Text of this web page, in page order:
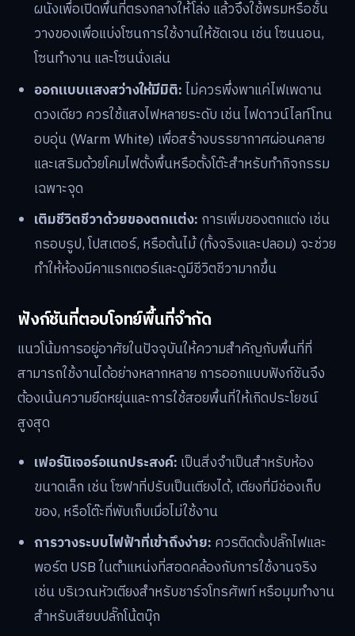
ผนังเพื่อเปิดพื้นที่ตรงกลางให้โล่ง แล้วจึงใช้พรมหรือชั้น
วางของเพื่อแบ่งโซนการใช้งานให้ชัดเจน เช่น โซนนอน,
โซนทำงาน และโซนนั่งเล่น
ออกแบบแสงสว่างให้มีมิติ:ไม่ควรพึ่งพาแค่ไฟเพดาน
ดวงเดียว ควรใช้แสงไฟหลายระดับ เช่น ไฟดาวน์ไลท์โทน
อบอุ่น (Warm White) เพื่อสร้างบรรยากาศผ่อนคลาย
และเสริมด้วยโคมไฟตั้งพื้นหรือตั้งโต๊ะสำหรับทำกิจกรรม
เฉพาะจุด
เติมชีวิตชีวาด้วยของตกแต่ง: การเพิ่มของตกแต่ง เช่น
กรอบรูป, โปสเตอร์, หรือต้นไม้ (ทั้งจริงและปลอม) จะช่วย
ทำให้ห้องมีคาแรกเตอร์และดูมีชีวิตชีวามากขึ้น
ฟังก์ชันที่ตอบโจทย์พื้นที่จำกัด
แนวโน้มการอยู่อาศัยในปัจจุบันให้ความสำคัญกับพื้นที่ที่
สามารถใช้งานได้อย่างหลากหลาย การออกแบบฟังก์ชันจึง
ต้องเน้นความยืดหยุ่นและการใช้สอยพื้นที่ให้เกิดประโยชน์
สูงสุด
เฟอร์นิเจอร์อเนกประสงค์: เป็นสิ่งจำเป็นสำหรับห้อง
ขนาดเล็ก เช่น โซฟาที่ปรับเป็นเตียงได้, เตียงที่มีช่องเก็บ
ของ, หรือโต๊ะที่พับเก็บเมื่อไม่ใช้งาน
การวางระบบไฟฟ้าที่เข้าถึงง่าย: ควรติดตั้งปลั๊กไฟและ
พอร์ต USB ในตำแหน่งที่สอดคล้องกับการใช้งานจริง
เช่น บริเวณหัวเตียงสำหรับชาร์จโทรศัพท์ หรือมุมทำงาน
สำหรับเสียบปลั๊กโน้ตบุ๊ก